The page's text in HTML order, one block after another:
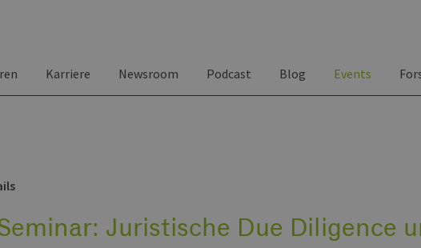
Karriere Newsroom Podcast Blog Events
Juristische Due Diligence